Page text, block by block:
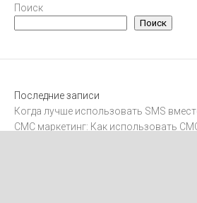
Поиск
Поиск
Последние записи
Когда лучше использовать SMS
СМС маркетинг: Как использовать